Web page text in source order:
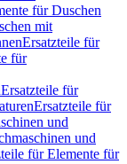
für Duschen
mit
Ersatzteile für
für
Ersatzteile für
Ersatzteile für
und
und
für Elemente für